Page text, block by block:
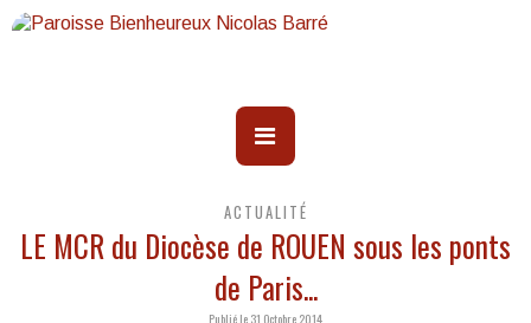
ACTUALITÉ
LE MCR du Diocèse de ROUEN sous les ponts
de Paris...
Publié le 31 Octobre 2014